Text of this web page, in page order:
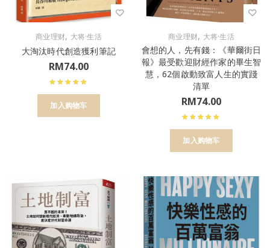
商业理财, 大将·生活
大淘汰時代創造獲利筆記
RM74.00
加入购物车
商业理财, 大将·生活
會想的人，先有錢：《華爾街日
報》最受歡迎財經作家的畢生智
慧，62個啟動致富人生的實踐
清單
RM74.00
加入购物车